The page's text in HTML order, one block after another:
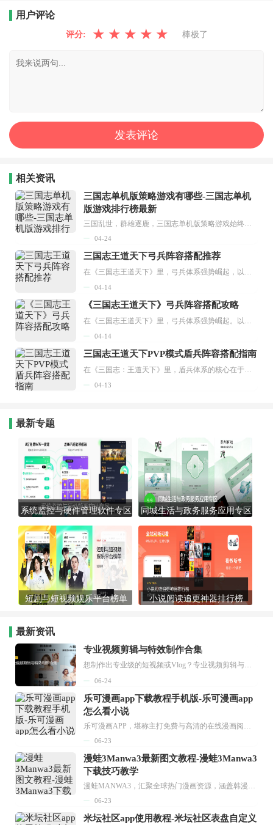
用户评论
评分: ★ ★ ★ ★ ★ 棒极了
相关资讯
三国志单机版策略游戏有哪些-三国志单机
版游戏排行榜最新
三国乱世，群雄逐鹿，三国志单机版策略游戏始终是玩家心中的经典，无需联网、即装即玩，既能摆脱网络束缚，又能沉浸式体验运筹帷幄、一统天下的快感。2026年最新三国志单机版游戏排行榜新鲜出炉，本次精心筛选四款热门佳作，涵盖复古怀旧、热血对战、自由冒险、卡牌博弈等多种策略玩法，均为安卓直装版本，适配绝大多数安卓机型，优化运行稳定性，保留三国题材核心精髓，兼顾策略深度与游玩便捷性，无论是怀旧老玩家还是新手小白，都能找到适合自己的三国志单机策略游戏，快来解锁这份最新排行榜吧！...
04-24
三国志王道天下弓兵阵容搭配推荐
04-14
《三国志王道天下》弓兵阵容搭配攻略
04-14
三国志王道天下PVP模式盾兵阵容搭配指南
04-13
最新专题
系统监控与硬件管理软件专区 同城生活与政务服务应用专区
短剧与短视频娱乐平台榜单 小说阅读追更神器排行榜
最新资讯
专业视频剪辑与特效制作合集
想制作出专业级的短视频或Vlog？专业视频剪辑与特效制作大全专题为你提供了从剪辑、抠像到特效包装的全套解决方案。无论是添加炫酷的片头、进行精准的视频抠图，还是制...
06-24
乐可漫画app下载教程手机版-乐可漫画app
怎么看小说
乐可漫画APP，堪称主打免费与高清的在线漫画阅读神器。其官方版提供海量完整版漫画资源，无论是国内漫画，还是日漫、韩漫、台漫、美漫等国外漫画，应有尽有，随时供你阅读。只需轻点一下，便能直接进入阅读界面。不仅如此，乐可漫画最新版本更新速度极快，在这里，你总能抢先看到全网一手漫画章节内容！...
06-23
漫蛙3Manwa3最新图文教程-漫蛙3Manwa3
下载技巧教学
漫蛙MANWA3，汇聚全球热门漫画资源，涵盖韩漫、欧美漫画、国漫等多种类型，题材丰富多样，全方位满足用户阅读喜好。它不仅是阅读平台，更是创作平台，为广大用户打造零门槛创作环境。...
06-23
米坛社区app使用教程-米坛社区表盘自定义